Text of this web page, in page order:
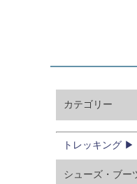
カテゴリー
サッカー・フットサ
アウトドア
トレッキング
トレッキング ▶
シューズ・ブー